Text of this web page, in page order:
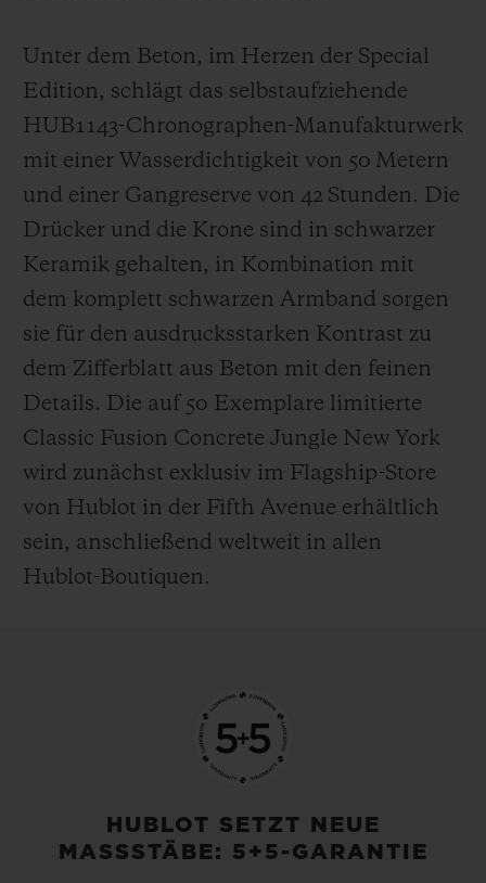
Unter dem Beton, im Herzen der Special
Edition, schlägt das selbstaufziehende
HUB1143-Chronographen-Manufakturwerk
mit einer Wasserdichtigkeit von 50 Metern
und einer Gangreserve von 42 Stunden. Die
Drücker und die Krone sind in schwarzer
Keramik gehalten, in Kombination mit
dem komplett schwarzen Armband sorgen
sie für den ausdrucksstarken Kontrast zu
dem Zifferblatt aus Beton mit den feinen
Details. Die auf 50 Exemplare limitierte
Classic Fusion Concrete Jungle New York
wird zunächst exklusiv im Flagship-Store
von Hublot in der Fifth Avenue erhältlich
sein, anschließend weltweit in allen
Hublot-Boutiquen.
HUBLOT SETZT NEUE
MASSSTÄBE: 5+5-GARANTIE